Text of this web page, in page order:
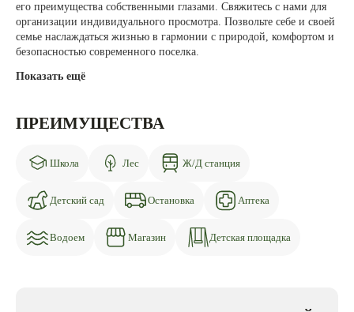
его преимущества собственными глазами. Свяжитесь с нами для
организации индивидуального просмотра. Позвольте себе и своей
семье наслаждаться жизнью в гармонии с природой, комфортом и
безопасностью современного поселка.
Показать ещё
ПРЕИМУЩЕСТВА
Школа Лес Ж/Д станция
Детский сад Остановка Аптека
Водоем Магазин Детская площадка